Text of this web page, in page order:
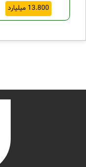
13.800 میلیارد